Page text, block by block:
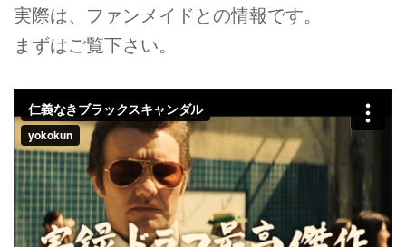
実際は、ファンメイドとの情報です。
まずはご覧下さい。